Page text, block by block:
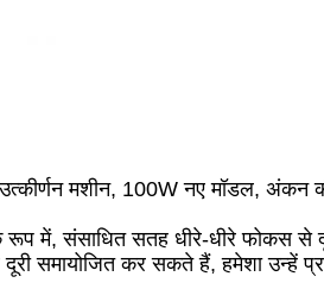
मशीन, 100W नए मॉडल, अंकन की
रूप में, संसाधित सतह धीरे-धीरे फोकस
समायोजित कर सकते हैं, हमेशा उन्हें